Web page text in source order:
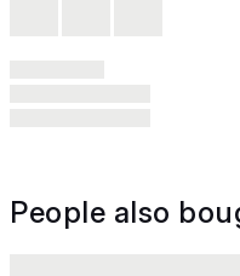
People also